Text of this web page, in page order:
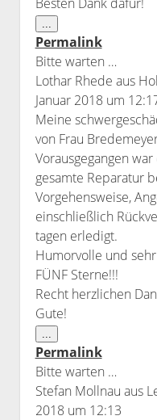
...
Metabox
ein-/ausblenden.
Permalink
Bitte warten …
Lothar Rhede aus
Januar 2018 um
Meine
von Frau
Vorausgegangen
gesamte Reparatur
Vorgehensweise,
einschließlich
tagen erledigt.
Humorvolle und
FÜNF Sterne!!!
Recht herzlichen
Gute!
...
Metabox
ein-/ausblenden.
Permalink
Bitte warten …
Stefan Mollnau aus
2018 um 12:13